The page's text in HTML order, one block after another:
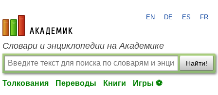
academic.ru
EN DE ES FR
Словари и энциклопедии на Академике
Найти!
Толкования Переводы Книги Игры ⚽